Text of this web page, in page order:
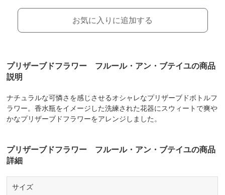
お気に入りに追加する
プリザーブドフラワー フルール・アン・ブテイユの商品
説明
ナチュラルな可憐さを感じさせるオシャレなプリザーブドボトルフ
ラワー。香水瓶をイメージした洗練された花器にスウィートで爽や
かなプリザーブドフラワーをアレンジしました。
プリザーブドフラワー フルール・アン・ブテイユの商品
詳細
サイズ